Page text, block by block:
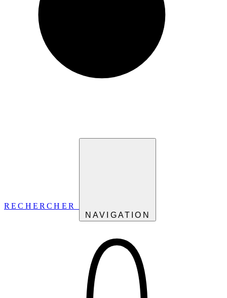
RECHERCHER
NAVIGATION